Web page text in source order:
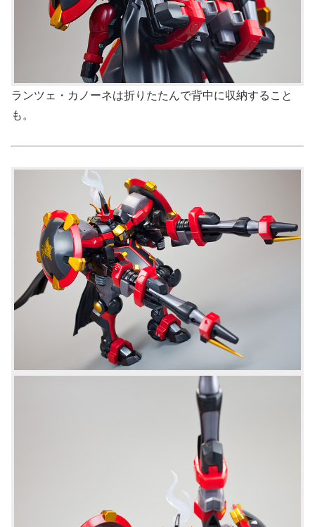
ランツェ・カノーネは折りたたんで背中に収納すること
も。